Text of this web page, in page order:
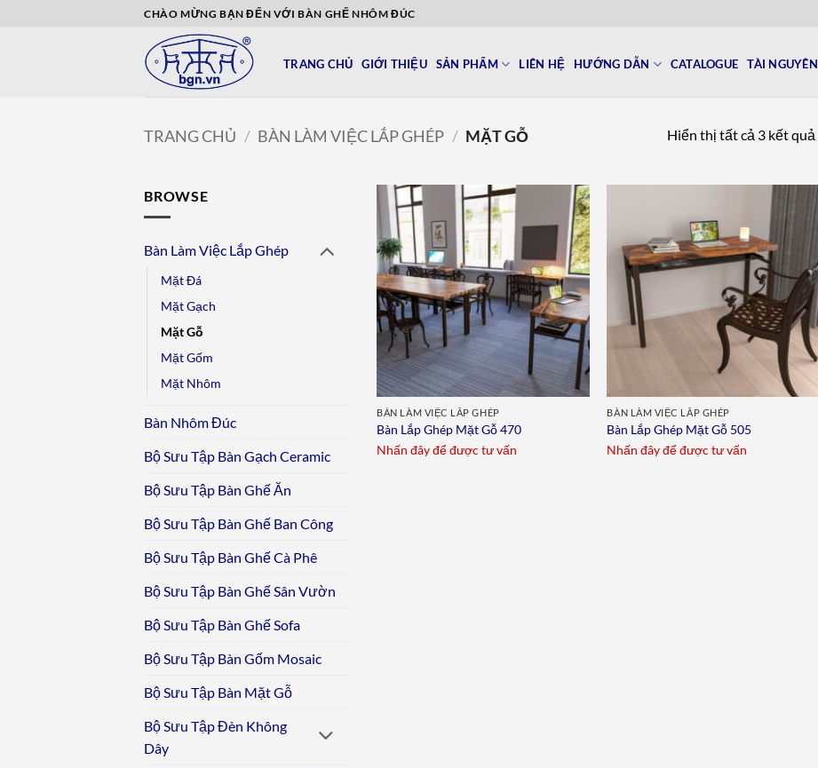
CHÀO MỪNG BẠN ĐẾN VỚI BÀN GHẾ NHÔM ĐÚC
TRANG CHỦ GIỚI THIỆU SẢN PHẨM LIÊN HỆ HƯỚNG DẪN CATALOGUE TÀI NGUYÊN
TRANG CHỦ / BÀN LÀM VIỆC LẮP GHÉP / MẶT GỖ Hiển thị tất cả 3 kết quả
BROWSE
Bàn Làm Việc Lắp Ghép
Mặt Đá
Mặt Gạch
Mặt Gỗ
Mặt Gốm
Mặt Nhôm
Bàn Nhôm Đúc
Bộ Sưu Tập Bàn Gạch Ceramic
Bộ Sưu Tập Bàn Ghế Ăn
Bộ Sưu Tập Bàn Ghế Ban Công
Bộ Sưu Tập Bàn Ghế Cà Phê
Bộ Sưu Tập Bàn Ghế Sân Vườn
Bộ Sưu Tập Bàn Ghế Sofa
Bộ Sưu Tập Bàn Gốm Mosaic
Bộ Sưu Tập Bàn Mặt Gỗ
Bộ Sưu Tập Đèn Không
Dây
Add to
wishlist
BÀN LÀM VIỆC LẮP GHÉP
Bàn Lắp Ghép Mặt Gỗ 470
Nhấn đây để được tư vấn
wishlist
BÀN LÀM VIỆC LẮP GHÉP
Bàn Lắp Ghép Mặt Gỗ 505
Nhấn đây để được tư vấn